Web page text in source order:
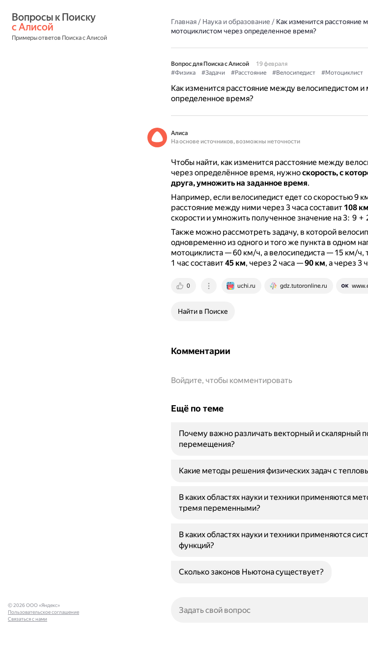
с Алисой
Примеры ответов Поиска с Алисой
Главная/ Наука и образование / Как изменится расстояние
мотоциклистом через определенное время?
Вопрос для Поиска с Алисой
19 февраля
#Физика
#Задачи #Расстояние #Велосипедист #Мотоциклист
Как изменится расстояние между велосипедистом
определенное время?
Алиса
На основе источников, возможны неточности
Чтобы найти, как изменится расстояние между
через определённое время, нужноскорость, с
друга, умножить на заданное время.
Например, если велосипедист едет со скоростью 9
расстояние между ними через 3 часа составит 108 км
скорости и умножить полученное значение на 3: 9
Также можно рассмотреть задачу, в которой
одновременно из одного и того же пункта в одном
мотоциклиста — 60 км/ч, а велосипедиста — 15 км/
1 час составит45 км, через 2 часа —90 км, а через 3
0 uchi.ru gdz.tutoronline.ru
Найти в Поиске
Комментарии
Войдите, чтобы комментировать
Ещё по теме
Почему важно различать векторный и скалярный
перемещения?
Какие методы решения физических задач с
В каких областях науки и техники применяются
тремя переменными?
В каких областях науки и техники применяются
функций?
Сколько законов Ньютона существует?
© 2026 ООО «Яндекс»
Пользовательское соглашение
Связаться с нами